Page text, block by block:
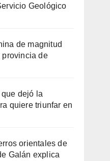
Geológico
de magnitud
provincia de
que dejó la
quiere triunfar en
orientales de
Galán explica